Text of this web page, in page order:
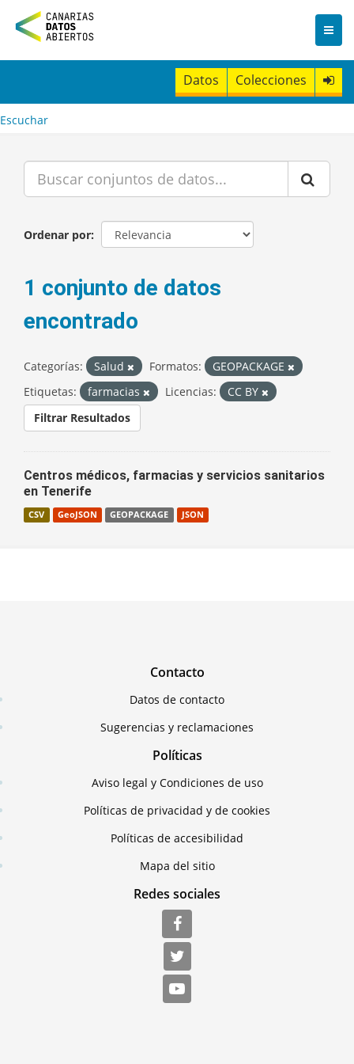
n
t
Datos Colecciones
Escuchar
Ordenar por
1 conjunto de datos
encontrado
Categorías: Salud Formatos:
GEOPACKAGE
Etiquetas:
farmacias Licencias:
CC BY
Filtrar Resultados
Centros médicos, farmacias y servicios sanitarios
en Tenerife
CSV GeoJSON GEOPACKAGE JSON
Contacto
Datos de contacto
Sugerencias y reclamaciones
Políticas
Aviso legal y Condiciones de uso
Políticas de privacidad y de cookies
Políticas de accesibilidad
Mapa del sitio
Redes sociales